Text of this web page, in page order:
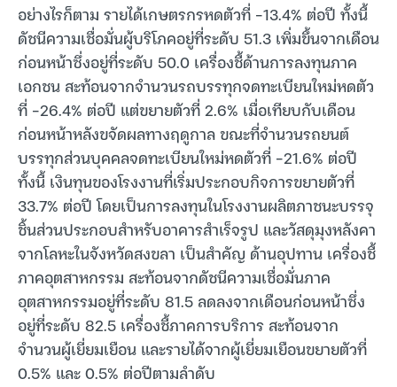
อย่างไรก็ตาม รายได้เกษตรกรหดตัวที่ -13.4% ต่อปี ทั้งนี้
ดัชนีความเชื่อมั่นผู้บริโภคอยู่ที่ระดับ 51.3 เพิ่มขึ้นจากเดือน
ก่อนหน้าซึ่งอยู่ที่ระดับ 50.0 เครื่องชี้ด้านการลงทุนภาค
เอกชน สะท้อนจากจำนวนรถบรรทุกจดทะเบียนใหม่หดตัว
ที่ -26.4% ต่อปี แต่ขยายตัวที่ 2.6% เมื่อเทียบกับเดือน
ก่อนหน้าหลังขจัดผลทางฤดูกาล ขณะที่จำนวนรถยนต์
บรรทุกส่วนบุคคลจดทะเบียนใหม่หดตัวที่ -21.6% ต่อปี
ทั้งนี้ เงินทุนของโรงงานที่เริ่มประกอบกิจการขยายตัวที่
33.7% ต่อปี โดยเป็นการลงทุนในโรงงานผลิตภาชนะบรรจุ
ชิ้นส่วนประกอบสำหรับอาคารสำเร็จรูป และวัสดุมุงหลังคา
จากโลหะในจังหวัดสงขลา เป็นสำคัญ ด้านอุปทาน เครื่องชี้
ภาคอุตสาหกรรม สะท้อนจากดัชนีความเชื่อมั่นภาค
อุตสาหกรรมอยู่ที่ระดับ 81.5 ลดลงจากเดือนก่อนหน้าซึ่ง
อยู่ที่ระดับ 82.5 เครื่องชี้ภาคการบริการ สะท้อนจาก
จำนวนผู้เยี่ยมเยือน และรายได้จากผู้เยี่ยมเยือนขยายตัวที่
0.5% และ 0.5% ต่อปีตามลำดับ